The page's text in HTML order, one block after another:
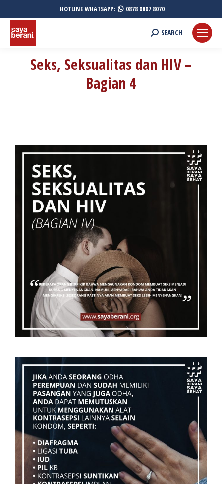
HOTLINE WHATSAPP: 0878 0807 8070
Search:
SEARCH
Seks, Seksualitas dan HIV –
Bagian 4